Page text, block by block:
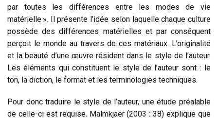
par toutes les différences entre les modes de vie
matérielle ». Il présente l’idée selon laquelle chaque culture
possède des différences matérielles et par conséquent
perçoit le monde au travers de ces matériaux. L’originalité
et la beauté d’une œuvre résident dans le style de l’auteur.
Les éléments qui constituent le style de l’auteur sont : le
ton, la diction, le format et les terminologies techniques.
Pour donc traduire le style de l’auteur, une étude préalable
de celle-ci est requise. Malmkjaer (2003 : 38) explique que